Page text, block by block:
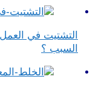
التشتيت في
السبب ؟